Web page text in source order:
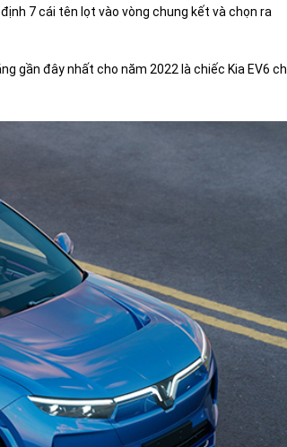
7 cái tên lọt vào vòng chung kết và chọn ra
gần đây nhất cho năm 2022 là chiếc Kia EV6